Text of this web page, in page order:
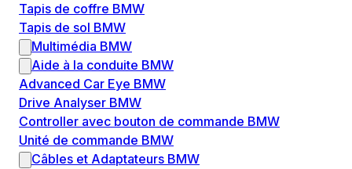
Tapis de coffre BMW
Tapis de sol BMW
Multimédia BMW
Aide à la conduite BMW
Advanced Car Eye BMW
Drive Analyser BMW
Controller avec bouton de commande BMW
Unité de commande BMW
Câbles et Adaptateurs BMW